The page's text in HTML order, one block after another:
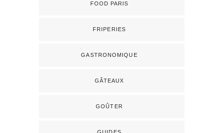
FOOD PARIS
FRIPERIES
GASTRONOMIQUE
GÂTEAUX
GOÛTER